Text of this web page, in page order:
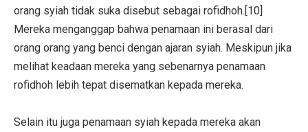
orang syiah tidak suka disebut sebagai rofidhoh.[10]
Mereka menganggap bahwa penamaan ini berasal dari
orang orang yang benci dengan ajaran syiah. Meskipun jika
melihat keadaan mereka yang sebenarnya penamaan
rofidhoh lebih tepat disematkan kepada mereka.
Selain itu juga penamaan syiah kepada mereka akan